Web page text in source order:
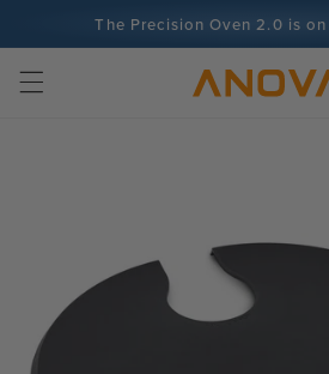
건너뛰기The Precision Oven 2.0 is
100일 환불 보장